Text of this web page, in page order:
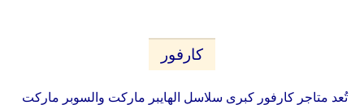
كارفور
تُعد متاجر كارفور كبرى سلاسل الهايبر ماركت والسوبر ماركت